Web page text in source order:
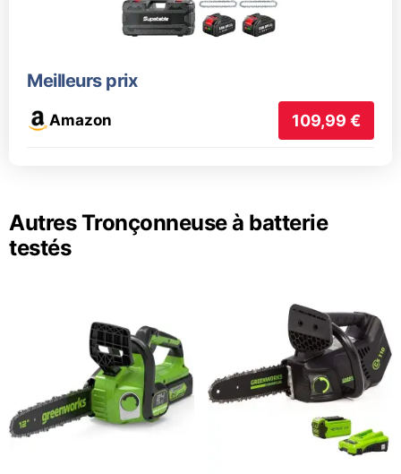
Meilleurs prix
Amazon 109,99 €
Autres Tronçonneuse à batterie
testés